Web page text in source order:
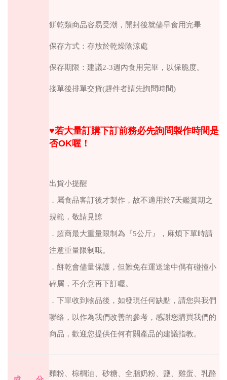
餅乾類商品容易受潮，開封後就儘早食用完畢
保存方式：存放於乾燥陰涼處
保存期限：建議2-3週內食用完畢，以保脆度。
接單後排單交貨(趕件者請先詢問時間)
♥︎若大量訂購下訂前務必先詢問製作時間是
否OK喔！
出貨小提醒
． 屬食品客訂後才製作，故不適用於7天鑑賞期之
規範，敬請見諒
．超商最大重量限制為『5公斤』，麻煩下單時請
注意重量限制哦。
．餅乾會儘量保護，但難免在運送途中偶有碰撞小
碎屑，不介意再下訂喔。
．下單收到物品後，如發現任何缺點，請您與我們
聯絡，以作為我們改善的參考，感謝您購買我們的
商品，歡迎您提供任何有關產品的建議指教。
麵粉、棕櫚油、砂糖、全脂奶粉、鹽、雞蛋、乳酪